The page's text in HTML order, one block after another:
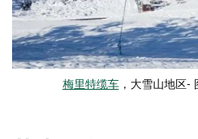
梅里特缆车，大雪山地区-